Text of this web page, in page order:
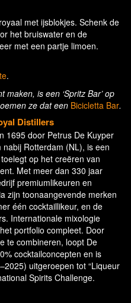
met ijsblokjes. Schenk de
het bruiswater en de
met een partje limoen.
.
is een ‘Spritz Bar’ op
ze dat een Bicicletta Bar.
Distillers
1695 door Petrus De Kuyper
Rotterdam (NL), is een
op het creëren van
Met meer dan 330 jaar
premiumlikeuren en
zijn toonaangevende merken
één cocktaillikeur, en de
Internationale mixologie
portfolio compleet. Door
te combineren, loopt De
cocktailconcepten en is
uitgeroepen tot “Liqueur
Spirits Challenge.